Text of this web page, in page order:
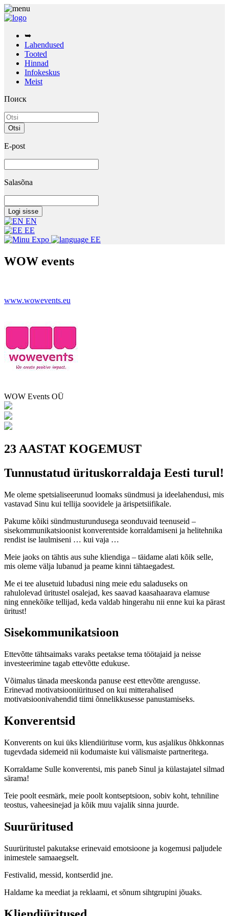
➥
Lahendused
Tooted
Hinnad
Infokeskus
Meist
Поиск
E-post
Salasõna
EN
EE
EE
WOW events
www.wowevents.eu
WOW Events OÜ
23 AASTAT KOGEMUST
Tunnustatud ürituskorraldaja Eesti turul!
Me oleme spetsialiseerunud loomaks sündmusi ja ideelahendusi, mis
vastavad Sinu kui tellija soovidele ja ärispetsiifikale.
Pakume kõiki sündmusturundusega seonduvaid teenuseid –
sisekommunikatsioonist konverentside korraldamiseni ja helitehnika
rendist ise laulmiseni … kui vaja …
Meie jaoks on tähtis aus suhe kliendiga – täidame alati kõik selle,
mis oleme välja lubanud ja peame kinni tähtaegadest.
Me ei tee alusetuid lubadusi ning meie edu saladuseks on
rahulolevad üritustel osalejad, kes saavad kaasahaarava elamuse
ning ennekõike tellijad, keda valdab hingerahu nii enne kui ka pärast
üritust!
Sisekommunikatsioon
Ettevõtte tähtsaimaks varaks peetakse tema töötajaid ja neisse
investeerimine tagab ettevõtte edukuse.
Võimalus tänada meeskonda panuse eest ettevõtte arengusse.
Erinevad motivatsiooniüritused on kui mitterahalised
motivatsioonivahendid tiimi õnnelikkusesse panustamiseks.
Konverentsid
Konverents on kui üks kliendiürituse vorm, kus asjalikus õhkkonnas
tugevdada sidemeid nii kodumaiste kui välismaiste partneritega.
Korraldame Sulle konverentsi, mis paneb Sinul ja külastajatel silmad
särama!
Teie poolt eesmärk, meie poolt kontseptsioon, sobiv koht, tehniline
teostus, vaheesinejad ja kõik muu vajalik sinna juurde.
Suurüritused
Suurüritustel pakutakse erinevaid emotsioone ja kogemusi paljudele
inimestele samaaegselt.
Festivalid, messid, kontserdid jne.
Haldame ka meediat ja reklaami, et sõnum sihtgrupini jõuaks.